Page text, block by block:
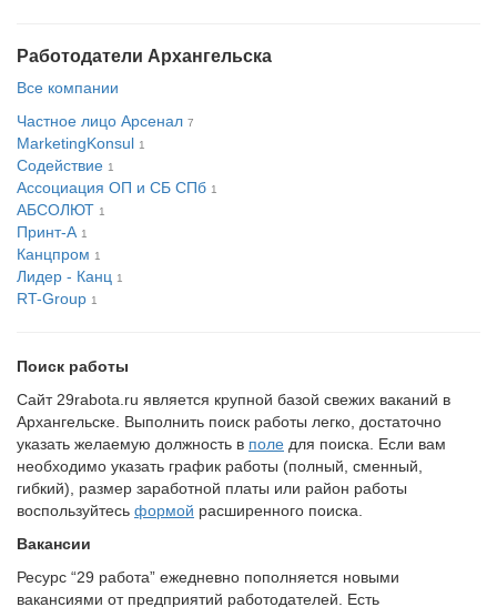
Работодатели Архангельска
Все компании
Частное лицо Арсенал 7
MarketingKonsul 1
Содействие 1
Ассоциация ОП и СБ СПб 1
АБСОЛЮТ 1
Принт-А 1
Канцпром 1
Лидер - Канц 1
RT-Group 1
Поиск работы
Сайт 29rabota.ru является крупной базой свежих ваканий в
Архангельске. Выполнить поиск работы легко, достаточно
указать желаемую должность в поле для поиска. Если вам
необходимо указать график работы (полный, сменный,
гибкий), размер заработной платы или район работы
воспользуйтесь формой расширенного поиска.
Вакансии
Ресурс “29 работа” ежедневно пополняется новыми
вакансиями от предприятий работодателей. Есть